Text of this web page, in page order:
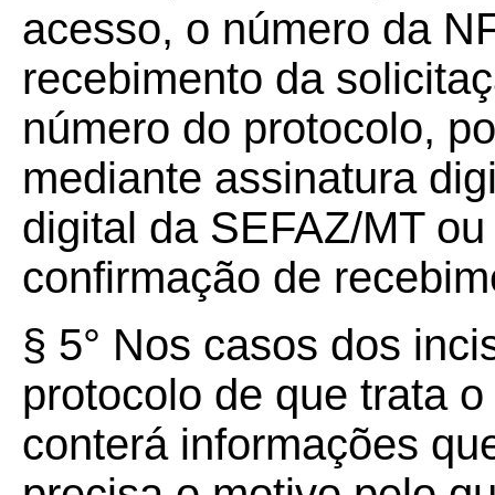
acesso, o número da
recebimento da
número do protocolo,
mediante assinatura
digital da SEFAZ/MT
confirmação de
§ 5° Nos casos dos
protocolo de que trata
conterá informações